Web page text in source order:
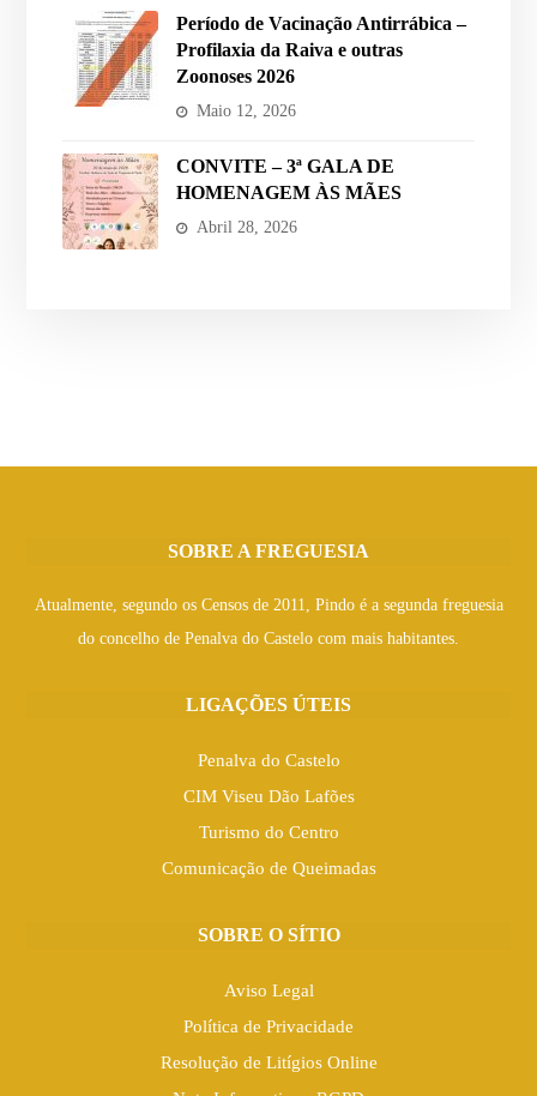
Período de Vacinação Antirrábica –
Profilaxia da Raiva e outras
Zoonoses 2026
Maio 12, 2026
CONVITE – 3ª GALA DE
HOMENAGEM ÀS MÃES
Abril 28, 2026
SOBRE A FREGUESIA
Atualmente, segundo os Censos de 2011, Pindo é a segunda freguesia
do concelho de Penalva do Castelo com mais habitantes.
LIGAÇÕES ÚTEIS
Penalva do Castelo
CIM Viseu Dão Lafões
Turismo do Centro
Comunicação de Queimadas
SOBRE O SÍTIO
Aviso Legal
Política de Privacidade
Resolução de Litígios Online